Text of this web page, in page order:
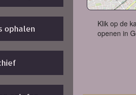
ophalen
Klik op de
openen in